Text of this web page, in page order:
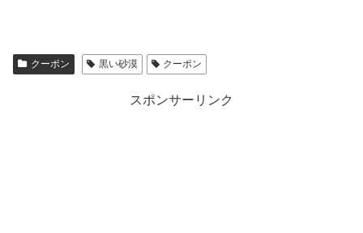
クーポン 黒い砂漠 クーポン
スポンサーリンク